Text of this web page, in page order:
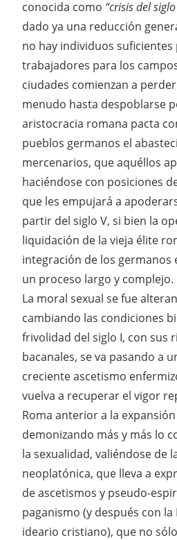
conocida como “crisis del siglo
dado ya una reducción
no hay individuos suficientes
trabajadores para los
ciudades comienzan a
menudo hasta despoblarse
aristocracia romana pacta
pueblos germanos el
mercenarios, que aquéllos
haciéndose con posiciones
que les empujará a
partir del siglo V, si bien la
liquidación de la vieja élite
integración de los germanos
un proceso largo y complejo.
La moral sexual se fue
cambiando las condiciones
frivolidad del siglo I, con sus
bacanales, se va pasando a
creciente ascetismo
vuelva a recuperar el vigor
Roma anterior a la
demonizando más y más lo
la sexualidad, valiéndose de
neoplatónica, que lleva a
de ascetismos y pseudo-
paganismo (y después con
ideario cristiano), que no